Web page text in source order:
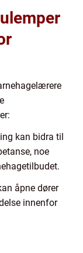
kan bidra til
noe
åpne dører
innenfor